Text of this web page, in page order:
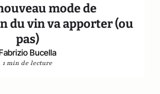
mode de
du vin va apporter (ou
pas)
Bucella
1 min de lecture